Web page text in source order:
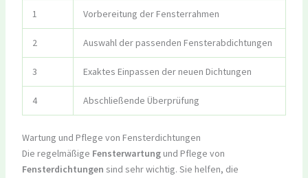
1 Vorbereitung der Fensterrahmen
2 Auswahl der passenden Fensterabdichtungen
3 Exaktes Einpassen der neuen Dichtungen
4 Abschließende Überprüfung
Wartung und Pflege von Fensterdichtungen
Die regelmäßige Fensterwartungund Pflege von
Fensterdichtungen sind sehr wichtig. Sie helfen, die